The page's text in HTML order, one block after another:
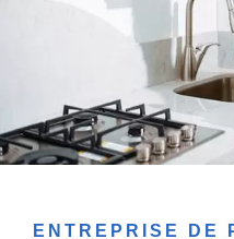
ENTREPRISE DE